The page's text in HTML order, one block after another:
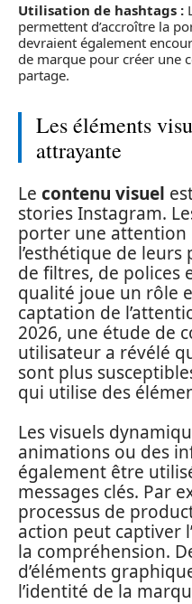
Utilisation de hashtags :
permettent d’accroître la
devraient également
de marque pour créer une
partage.
Les éléments
attrayante
Le contenu visuel
stories Instagram.
porter une attention
l’esthétique de leurs
de filtres, de polices
qualité joue un rôle
captation de
2026, une étude de
utilisateur a révélé
sont plus
qui utilise des
Les visuels
animations ou des
également être
messages clés. Par
processus de
action peut captiver
la compréhension.
d’éléments
l’identité de la